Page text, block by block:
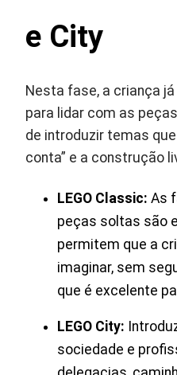
e City
Nesta fase, a criança
para lidar com as
de introduzir temas
conta” e a construção
LEGO Classic: As
peças soltas são
permitem que a
imaginar, sem
que é excelente
LEGO City:
sociedade e